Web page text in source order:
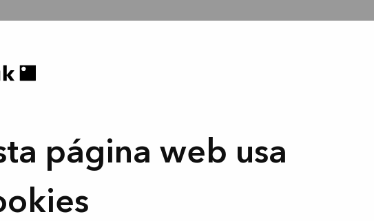
página web usa